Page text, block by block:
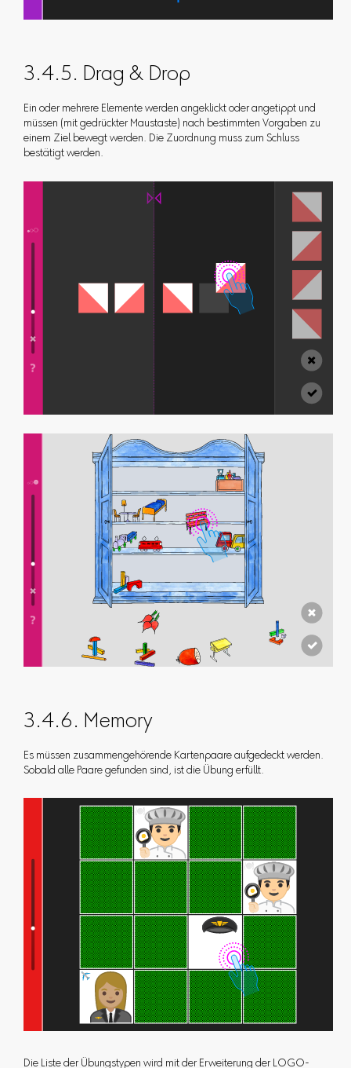
3.4.5. Drag & Drop
Ein oder mehrere Elemente werden angeklickt oder angetippt und
müssen (mit gedrückter Maustaste) nach bestimmten Vorgaben zu
einem Ziel bewegt werden. Die Zuordnung muss zum Schluss
bestätigt werden.
3.4.6. Memory
Es müssen zusammengehörende Kartenpaare aufgedeckt werden.
Sobald alle Paare gefunden sind, ist die Übung erfüllt.
Die Liste der Übungstypen wird mit der Erweiterung der LOGO-